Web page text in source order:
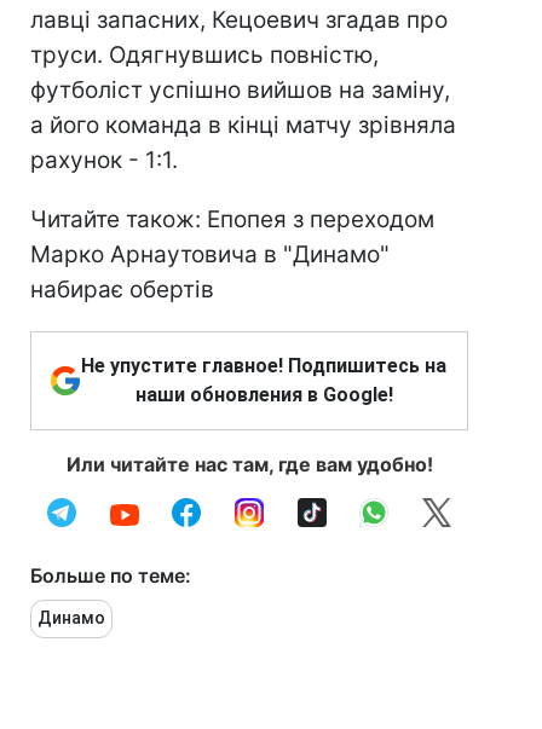
лавці запасних, Кецоевич згадав про
труси. Одягнувшись повністю,
футболіст успішно вийшов на заміну,
а його команда в кінці матчу зрівняла
рахунок - 1:1.
Читайте також: Епопея з переходом
Марко Арнаутовича в "Динамо"
набирає обертів
Не упустите главное! Подпишитесь на
наши обновления в Google!
Или читайте нас там, где вам удобно!
Больше по теме:
Динамо